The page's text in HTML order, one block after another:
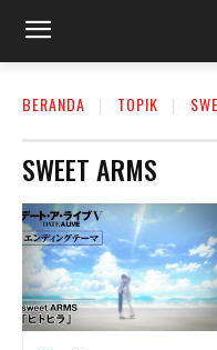
BERANDA TOPIK
SWEET ARMS